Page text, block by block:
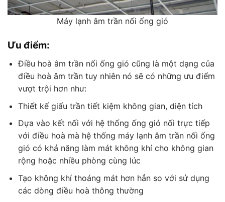
Máy lạnh âm trần nối ống gió
Ưu điểm:
Điều hoà âm trần nối ống gió cũng là một dạng của
điều hoà âm trần tuy nhiên nó sẽ có những ưu điểm
vượt trội hơn như:
Thiết kế giấu trần tiết kiệm không gian, diện tích
Dựa vào kết nối với hệ thống ống gió nối trực tiếp
với điều hoà mà hệ thống máy lạnh âm trần nối ống
gió có khả năng làm mát không khí cho không gian
rộng hoặc nhiều phòng cùng lúc
Tạo không khí thoáng mát hơn hẳn so với sử dụng
các dòng điều hoà thông thường